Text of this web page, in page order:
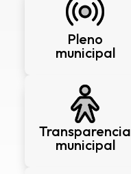
Pleno
municipal
Transparencia
municipal